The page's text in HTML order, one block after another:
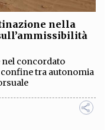
nella
nel concordato
tra autonomia